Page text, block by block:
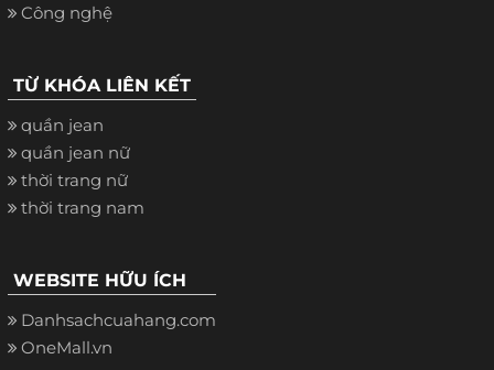
Công nghệ
TỪ KHÓA LIÊN KẾT
quần jean
quần jean nữ
thời trang nữ
thời trang nam
WEBSITE HỮU ÍCH
Danhsachcuahang.com
OneMall.vn